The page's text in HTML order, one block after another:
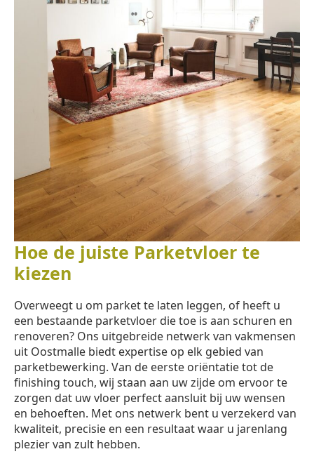
Hoe de juiste Parketvloer te
kiezen
Overweegt u om parket te laten leggen, of heeft u
een bestaande parketvloer die toe is aan schuren en
renoveren? Ons uitgebreide netwerk van vakmensen
uit Oostmalle biedt expertise op elk gebied van
parketbewerking. Van de eerste oriëntatie tot de
finishing touch, wij staan aan uw zijde om ervoor te
zorgen dat uw vloer perfect aansluit bij uw wensen
en behoeften. Met ons netwerk bent u verzekerd van
kwaliteit, precisie en een resultaat waar u jarenlang
plezier van zult hebben.